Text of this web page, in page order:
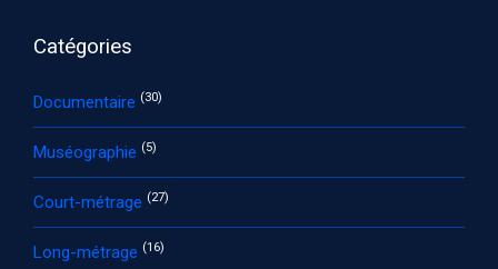
Catégories
Documentaire (30)
Muséographie (5)
Court-métrage (27)
Long-métrage (16)